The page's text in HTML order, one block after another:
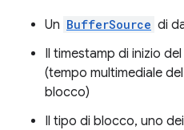
Un BufferSource di
Il timestamp di inizio
(tempo multimediale
blocco)
Il tipo di blocco, uno